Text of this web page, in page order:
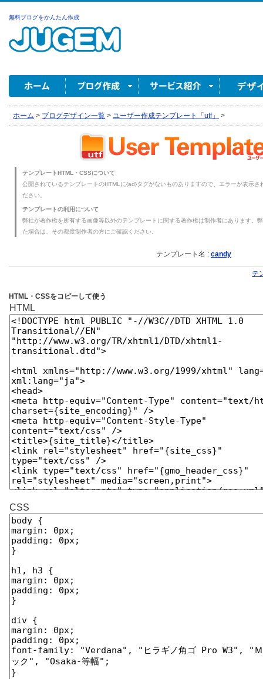
無料ブログをかんたん作成
ホーム > ブログデザイン一覧 > ユーザー作成テンプレート「utf」 >
テンプレートHTML・CSSについて
公開されているテンプレートのHTMLに{ad}タグがないものありますので、エラーが表示
ださい。
テンプレートの利用について
弊社が著作権を所有する画像等以外のテンプレートに関する著作権は制作者にあります。
た場合は、その都度制作者の方にご確認ください。
テンプレート名 : candy
テ
HTML・CSSをコピーして使う
HTML
CSS